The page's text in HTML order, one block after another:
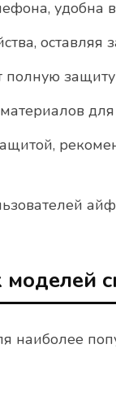
удобна
защиту
наиболее